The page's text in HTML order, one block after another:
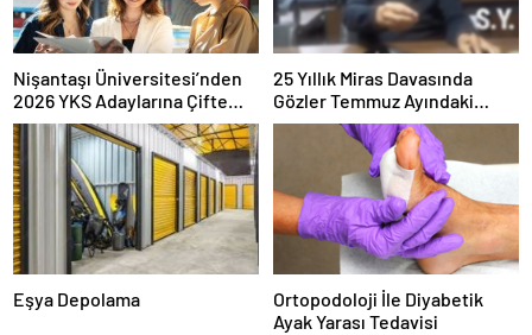
Nişantaşı Üniversitesi’nden
2026 YKS Adaylarına Çifte
Güvence: Sabit Ücret ve
Kesintisiz Burs
25 Yıllık Miras Davasında
Gözler Temmuz Ayındaki
Karar Duruşmasına Çevrildi
Eşya Depolama
Ortopodoloji İle Diyabetik
Ayak Yarası Tedavisi